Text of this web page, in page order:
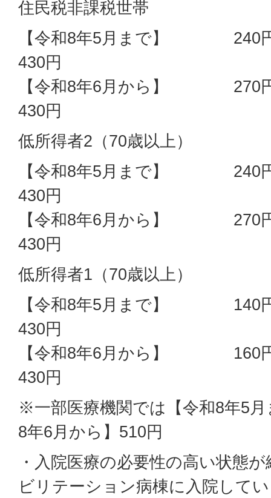
住民税非課税世帯
【令和8年5月ま
430円
【令和8年6月か
430円
低所得者2（70歳以上
【令和8年5月ま
430円
【令和8年6月か
430円
低所得者1（70歳以上
【令和8年5月ま
430円
【令和8年6月か
430円
※一部医療機関では【令和8年5
8年6月から】510円
・入院医療の必要性の高い状態
ビリテーション病棟に入院して